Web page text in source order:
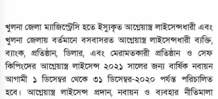
খুলনা জেলা ম্যাজিস্ট্রেসি হতে ইস্যুকৃত আগ্নেয়াস্ত্র লাইসেন্সধারী এবং
খুলনা জেলায় বর্তমানে বসবাসরত আগ্নেয়াস্ত্র লাইসেন্সধারী ব্যক্তি,
ব্যাংক, প্রতিষ্ঠান, ডিলার, এবং মেরামতকারী প্রতিষ্ঠান ও সেফ
কিপিংদের আগ্নেয়াস্ত্র লাইসেন্স ২০২১ সালের জন্য বার্ষিক নবায়ন
আগামী ১ ডিসেম্বর থেকে ৩১ ডিসেম্বর-২০২০ পর্যন্ত পরিচালিত
হবে। আগ্নেয়াস্ত্র লাইসেন্স প্রদান, নবায়ন ও ব্যবহার নীতিমালা